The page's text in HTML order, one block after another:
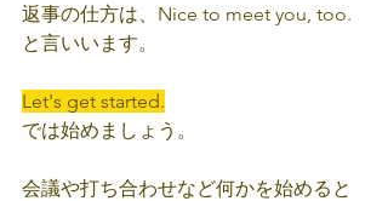
返事の仕方は、Nice to meet you, too.
と言いいます。
Let's get started.
では始めましょう。
会議や打ち合わせなど何かを始めると